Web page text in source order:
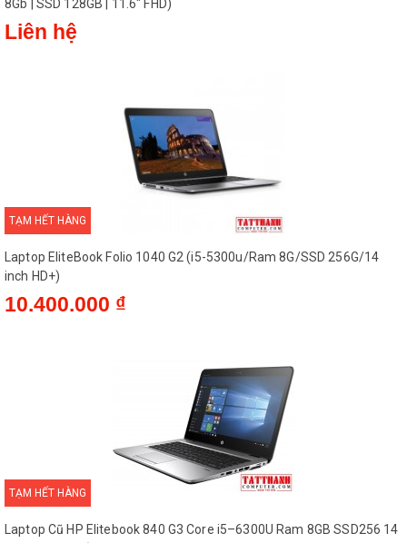
8Gb | SSD 128GB | 11.6" FHD)
Liên hệ
TẠM HẾT HÀNG
Laptop EliteBook Folio 1040 G2 (i5-5300u/Ram 8G/SSD 256G/14
inch HD+)
10.400.000 ₫
TẠM HẾT HÀNG
Laptop Cũ HP Elitebook 840 G3 Core i5–6300U Ram 8GB SSD256 14